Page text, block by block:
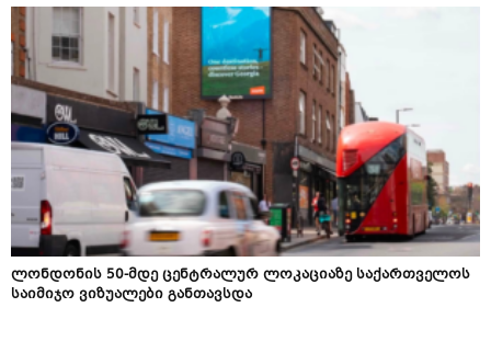
ლონდონის 50-მდე ცენტრალურ ლოკაციაზე საქართველოს
საიმიჯო ვიზუალები განთავსდა